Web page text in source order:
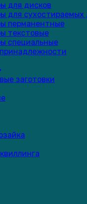
для дисков
для сухостираемых
перманентные
текстовые
специальные
заготовки